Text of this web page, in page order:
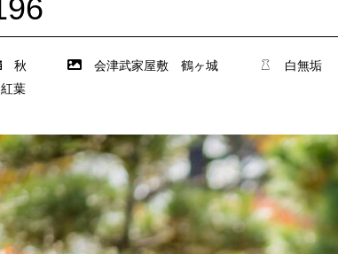
秋 会津武家屋敷 鶴ヶ城
白無垢
紅葉